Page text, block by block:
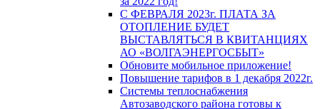
С ФЕВРАЛЯ 2023г. ПЛАТА ЗА
ОТОПЛЕНИЕ БУДЕТ
ВЫСТАВЛЯТЬСЯ В КВИТАНЦИЯХ
АО «ВОЛГАЭНЕРГОСБЫТ»
Обновите мобильное приложение!
Повышение тарифов в 1 декабря 2022г.
Системы теплоснабжения
Автозаводского района готовы к